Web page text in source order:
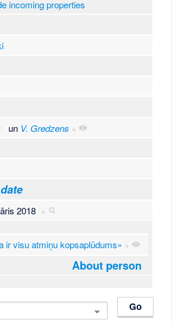
incoming properties
un V. Gredzens +
2018 +
ir visu atmiņu kopsaplūdums» +
About person